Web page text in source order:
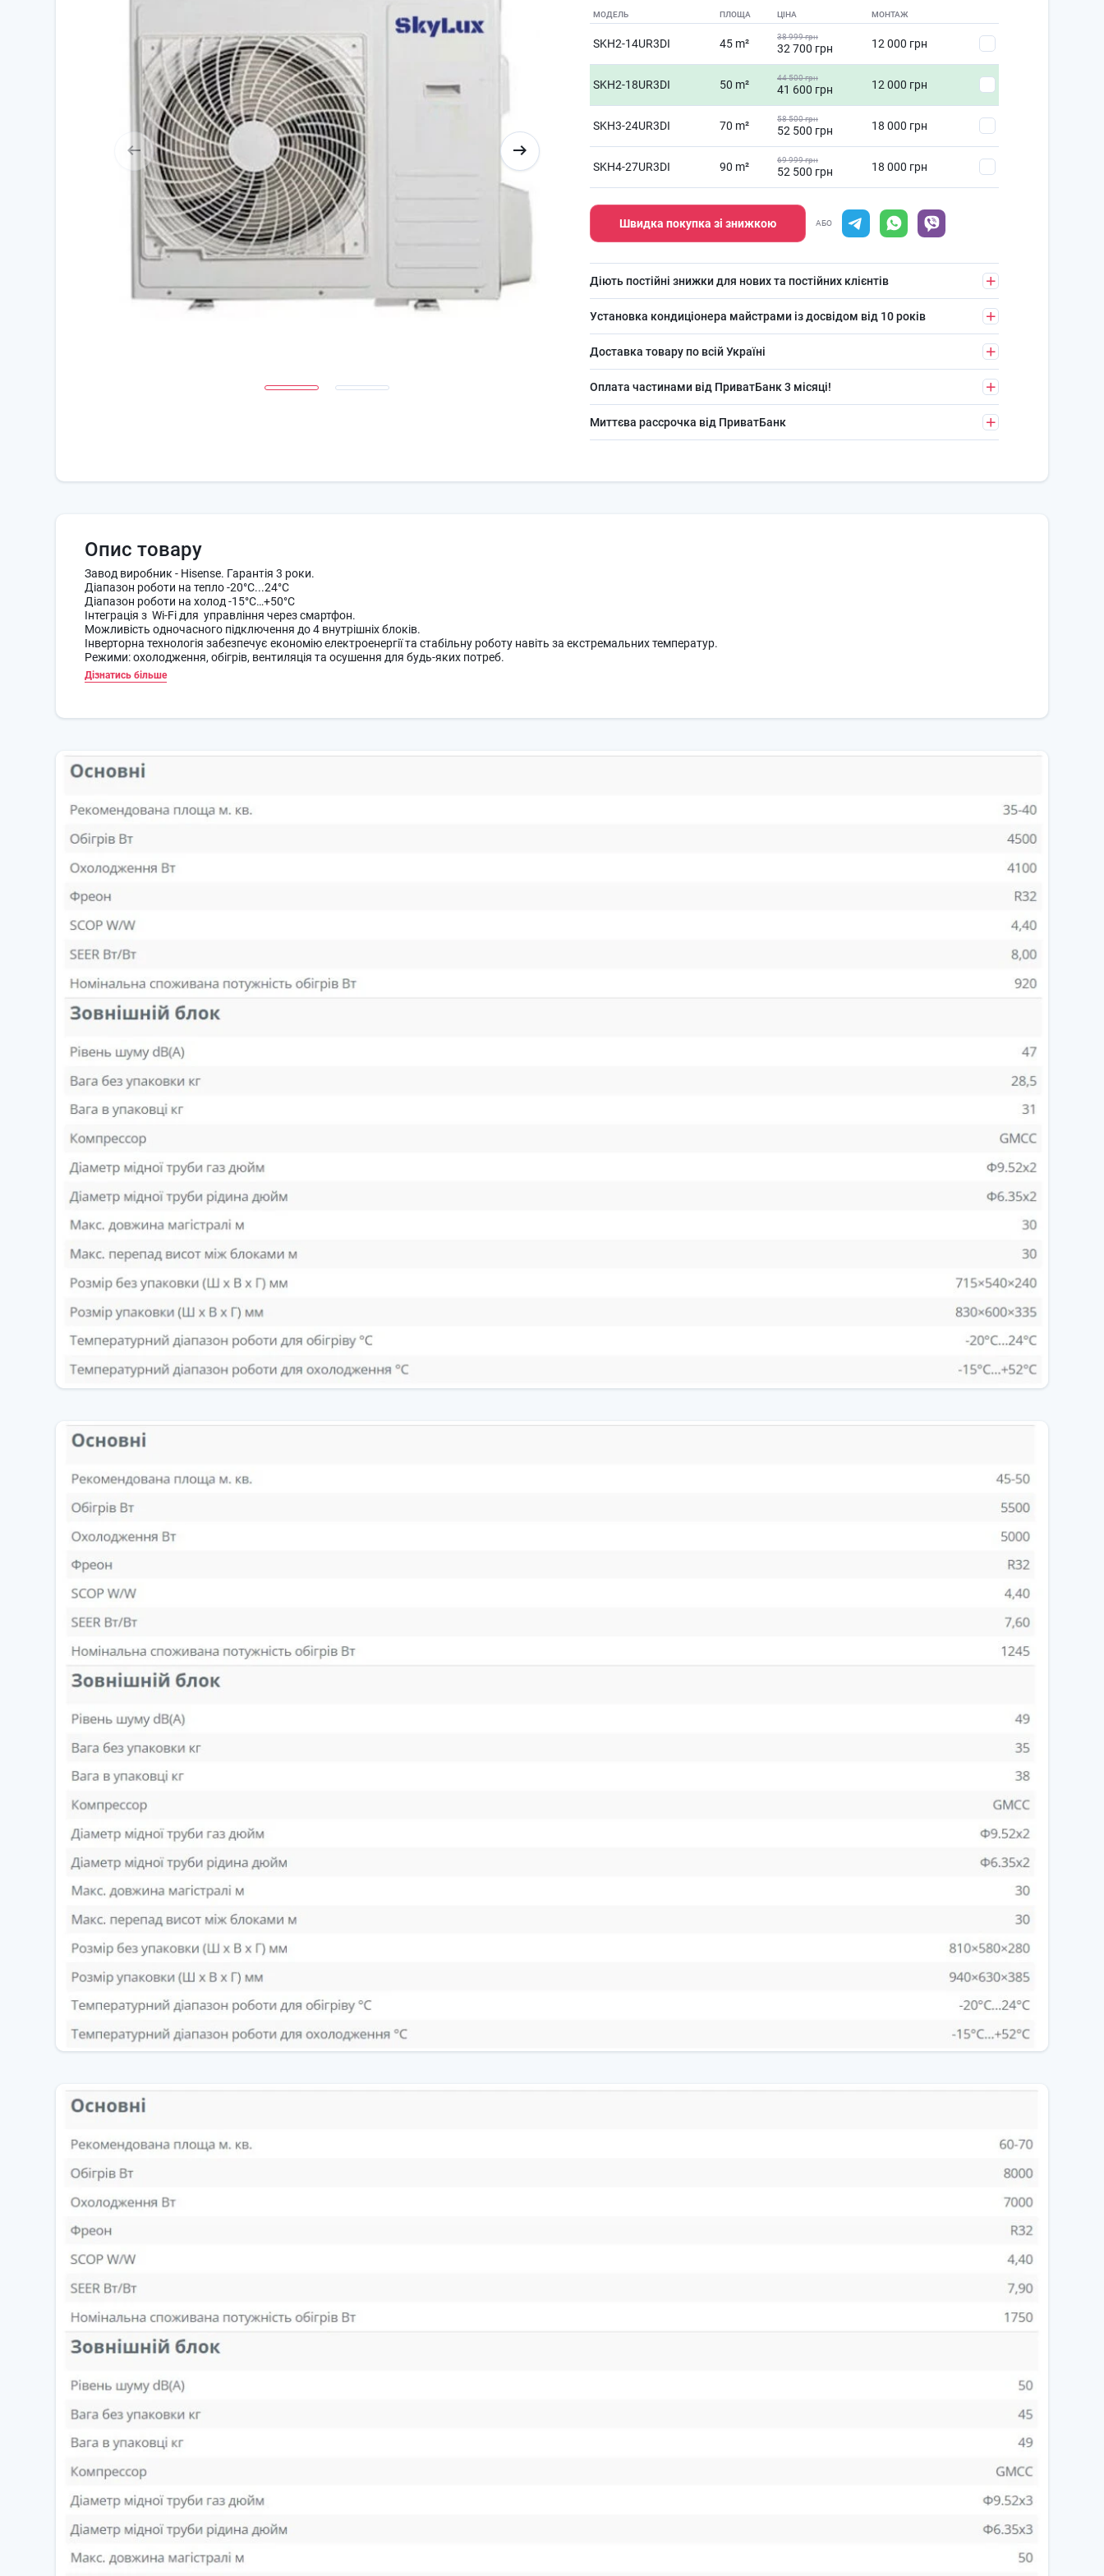
МОДЕЛЬ ПЛОЩА ЦІНА МОНТАЖ
SKH2-14UR3DI 45 m²
38 999 грн
32 700 грн 12 000 грн
SKH2-18UR3DI 50 m²
44 500 грн
41 600 грн 12 000 грн
SKH3-24UR3DI 70 m²
58 500 грн
52 500 грн 18 000 грн
SKH4-27UR3DI 90 m²
69 999 грн
52 500 грн 18 000 грн
Швидка покупка зі знижкою АБО
Діють постійні знижки для нових та постійних клієнтів
Установка кондиціонера майстрами із досвідом від 10 років
Доставка товару по всій Україні
Оплата частинами від ПриватБанк 3 місяці!
Миттєва рассрочка від ПриватБанк
Опис товару
Завод виробник - Hisense. Гарантія 3 роки.
Діапазон роботи на тепло -20°C...24°C
Діапазон роботи на холод -15°C…+50°C
Інтеграція з Wi-Fi для управління через смартфон.
Можливість одночасного підключення до 4 внутрішніх блоків.
Інверторна технологія забезпечує економію електроенергії та стабільну роботу навіть за екстремальних температур.
Режими: охолодження, обігрів, вентиляція та осушення для будь-яких потреб.
Дізнатись більше